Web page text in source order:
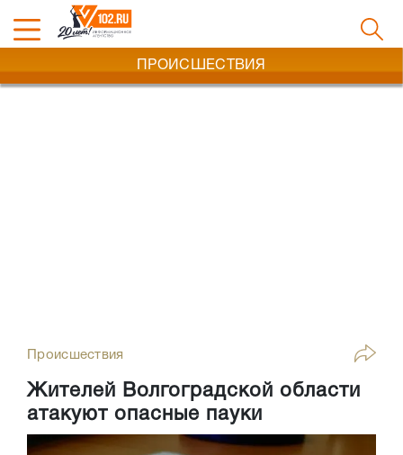
ПРОИСШЕСТВИЯ
Происшествия
Жителей Волгоградской области
атакуют опасные пауки